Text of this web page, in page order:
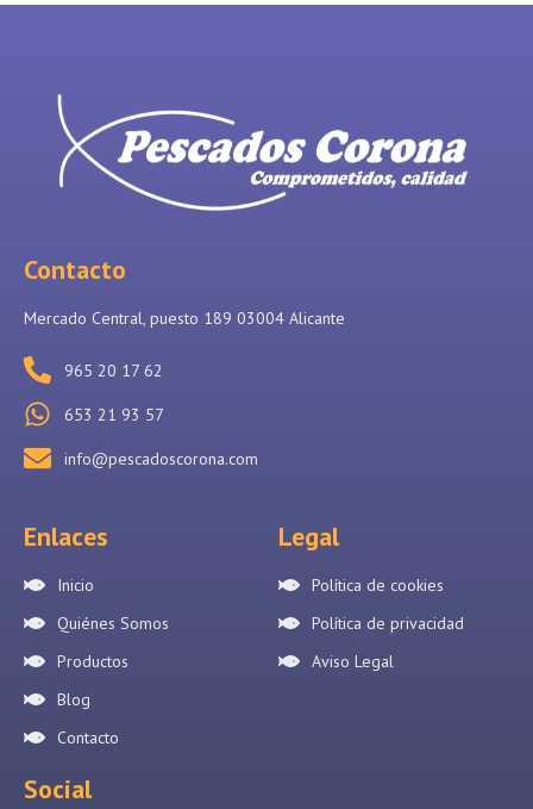
Contacto
Mercado Central, puesto 189 03004 Alicante
965 20 17 62
653 21 93 57
info@pescadoscorona.com
Enlaces
Inicio
Quiénes Somos
Productos
Blog
Contacto
Legal
Política de cookies
Política de privacidad
Aviso Legal
Social